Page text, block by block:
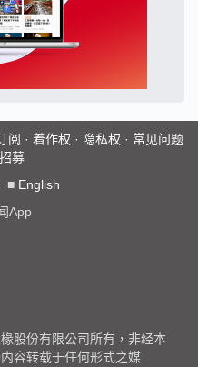
阅 · 着作权 · 隐私权 · 常见问题
募
■ English
App
股份有限公司所有，非经本
容转载于任何形式之媒